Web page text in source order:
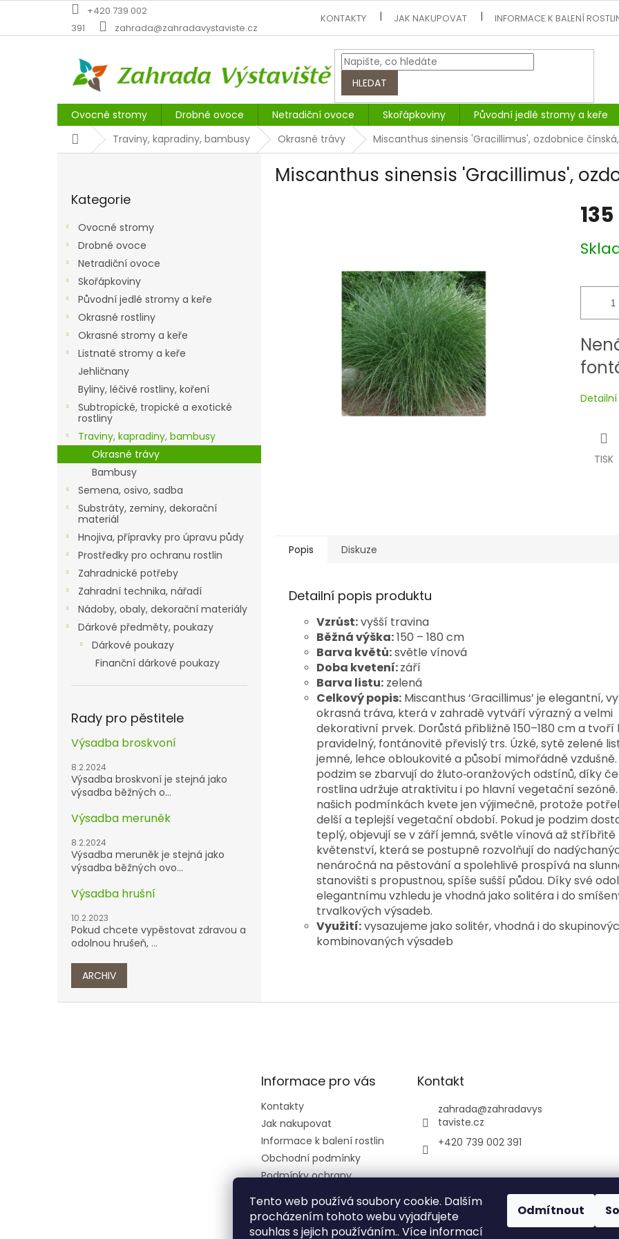
Tento web používá soubory cookie. Dalším
procházením tohoto webu vyjadřujete
souhlas s jejich používáním.. Více informací
Odmítnout
obsah
+420 739 002
391
zahrada@zahradavystaviste.cz
KONTAKTY JAK NAKUPOVAT INFORMACE K BALENÍ
HLEDAT
Ovocné stromy Drobné ovoce Netradiční ovoce Skořápkoviny Původní jedlé stromy a keře
DomůTraviny, kapradiny, bambusy Okrasné trávy Miscanthus sinensis 'Gracillimus', ozdobnice
kategorie
Kategorie
Ovocné stromy
Drobné ovoce
Netradiční ovoce
Skořápkoviny
Původní jedlé stromy a keře
Okrasné rostliny
Okrasné stromy a keře
Listnaté stromy a keře
Jehličnany
Byliny, léčivé rostliny, koření
Subtropické, tropické a exotické
rostliny
Traviny, kapradiny, bambusy
Okrasné trávy
Bambusy
Semena, osivo, sadba
Substráty, zeminy, dekorační
materiál
Hnojiva, přípravky pro úpravu půdy
Prostředky pro ochranu rostlin
Zahradnické potřeby
Zahradní technika, nářadí
Nádoby, obaly, dekorační materiály
Dárkové předměty, poukazy
Dárkové poukazy
Finanční dárkové poukazy
Rady pro pěstitele
Výsadba broskvoní
8.2.2024
Výsadba broskvoní je stejná jako
výsadba běžných o...
Výsadba meruněk
8.2.2024
Výsadba meruněk je stejná jako
výsadba běžných ovo...
Výsadba hrušní
10.2.2023
Pokud chcete vypěstovat zdravou a
odolnou hrušeň, ...
ARCHIV
Miscanthus sinensis 'Gracillimus',
cena:
TISK
Popis Diskuze
Detailní popis produktu
Vzrůst:vyšší travina
Běžná výška:150 – 180 cm
Barva květů:světle vínová
Doba kvetení:září
Barva listu: zelená
Celkový popis: Miscanthus ‘Gracillimus’ je elegantní,
okrasná tráva, která v zahradě vytváří výrazný a velmi
dekorativní prvek. Dorůstá přibližně 150–180 cm a tvoří
pravidelný, fontánovitě převislý trs. Úzké, sytě zelené
jemné, lehce obloukovité a působí mimořádně vzdušně.
podzim se zbarvují do žluto‑oranžových odstínů, díky
rostlina udržuje atraktivitu i po hlavní vegetační sezóně.
našich podmínkách kvete jen výjimečně, protože
delší a teplejší vegetační období. Pokud je podzim
teplý, objevují se v září jemná, světle vínová až stříbřitě
květenství, která se postupně rozvolňují do
nenáročná na pěstování a spolehlivě prospívá na
stanovišti s propustnou, spíše sušší půdou. Díky své
elegantnímu vzhledu je vhodná jako solitéra i do
trvalkových výsadeb.
Využití:vysazujeme jako solitér, vhodná i do
kombinovaných výsadeb
Informace pro vás
Kontakty
Jak nakupovat
Informace k balení rostlin
Obchodní podmínky
Podmínky ochrany
Ústřední kontrolní a
zkušební ústav
zemědělský
Kontakt
zahrada@zahradavys
taviste.cz
+420 739 002 391